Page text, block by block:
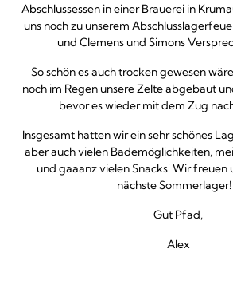
Abschlussessen in einer Brauerei in
uns noch zu unserem
und Clemens und Simons
So schön es auch trocken gewesen
noch im Regen unsere Zelte abgebaut
bevor es wieder mit dem Zug
Insgesamt hatten wir ein sehr schönes
aber auch vielen Bademöglichkeiten,
und gaaanz vielen Snacks! Wir freuen
nächste Sommerlager!
Gut Pfad,
Alex